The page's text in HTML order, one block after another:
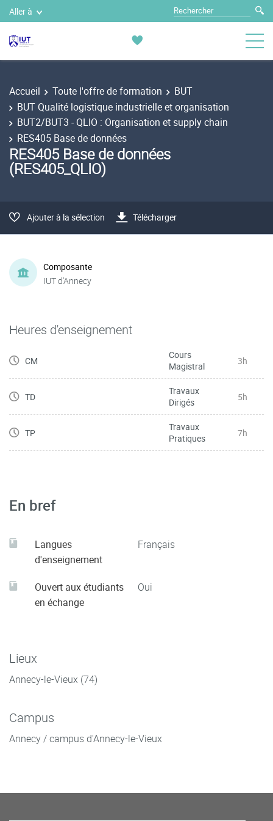
Aller à
Accueil Toute l'offre de formation
BUT
BUT Qualité logistique industrielle et organisation
BUT2/BUT3 - QLIO : Organisation et supply chain
RES405 Base de données
RES405 Base de données
(RES405_QLIO)
Ajouter à la sélection Télécharger
Composante
IUT d'Annecy
Heures d'enseignement
CM
Cours
Magistral
3h
TD
Travaux
Dirigés
5h
TP
Travaux
Pratiques
7h
En bref
Langues
d'enseignement
Français
Ouvert aux étudiants
en échange
Oui
Lieux
Annecy-le-Vieux (74)
Campus
Annecy / campus d'Annecy-le-Vieux